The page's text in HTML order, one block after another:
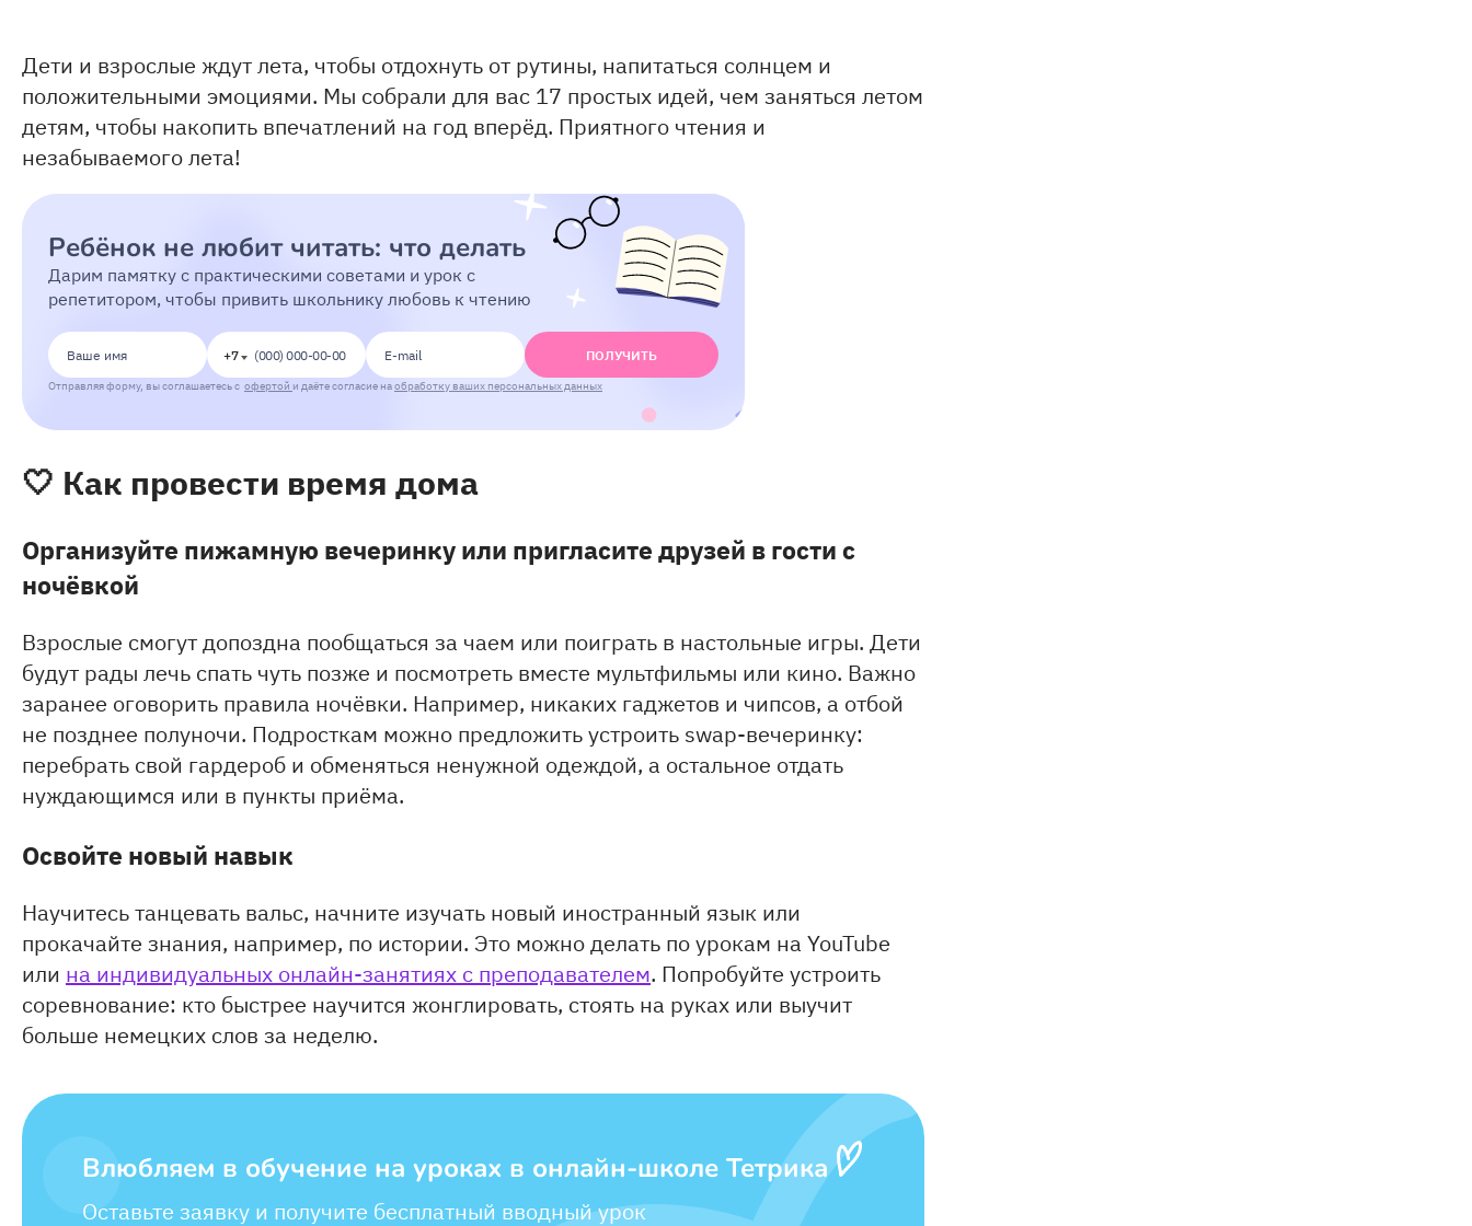
Дети и взрослые ждут лета, чтобы отдохнуть от рутины, напитаться солнцем и
положительными эмоциями. Мы собрали для вас 17 простых идей, чем заняться летом
детям, чтобы накопить впечатлений на год вперёд. Приятного чтения и
незабываемого лета!
Ребёнок не любит читать: что делать
Дарим памятку с практическими советами и урок с
репетитором, чтобы привить школьнику любовь к чтению
+7 ПОЛУЧИТЬ
Отправляя форму, вы соглашаетесь с офертой и даёте согласие наобработку ваших персональных данных
🤍 Как провести время дома
Организуйте пижамную вечеринку или пригласите друзей в гости с
ночёвкой
Взрослые смогут допоздна пообщаться за чаем или поиграть в настольные игры. Дети
будут рады лечь спать чуть позже и посмотреть вместе мультфильмы или кино. Важно
заранее оговорить правила ночёвки. Например, никаких гаджетов и чипсов, а отбой
не позднее полуночи. Подросткам можно предложить устроить swap-вечеринку:
перебрать свой гардероб и обменяться ненужной одеждой, а остальное отдать
нуждающимся или в пункты приёма.
Освойте новый навык
Научитесь танцевать вальс, начните изучать новый иностранный язык или
прокачайте знания, например, по истории. Это можно делать по урокам на YouTube
или на индивидуальных онлайн-занятиях с преподавателем. Попробуйте устроить
соревнование: кто быстрее научится жонглировать, стоять на руках или выучит
больше немецких слов за неделю.
Влюбляем в обучение на уроках в онлайн-школе Тетрика
Оставьте заявку и получите бесплатный вводный урок